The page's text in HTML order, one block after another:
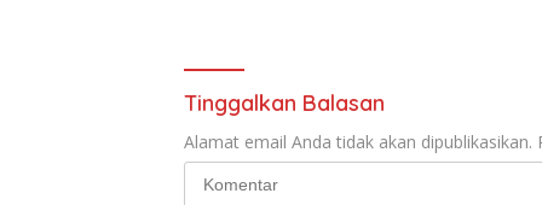
Tinggalkan Balasan
Alamat email Anda tidak akan dipublikasikan.